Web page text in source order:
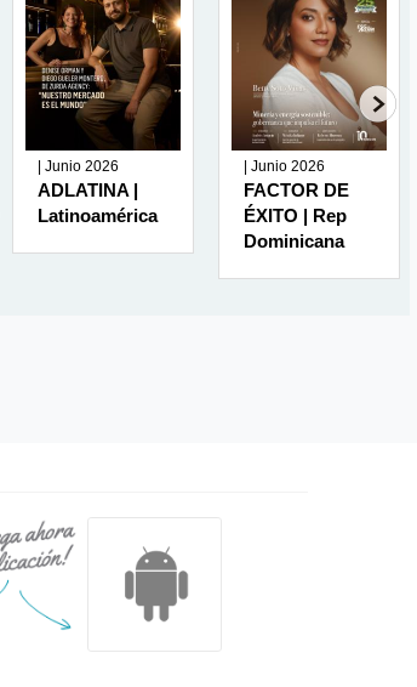
| Junio 2026
ADLATINA |
Latinoamérica
| Junio 2026
FACTOR DE
ÉXITO | Rep
Dominicana